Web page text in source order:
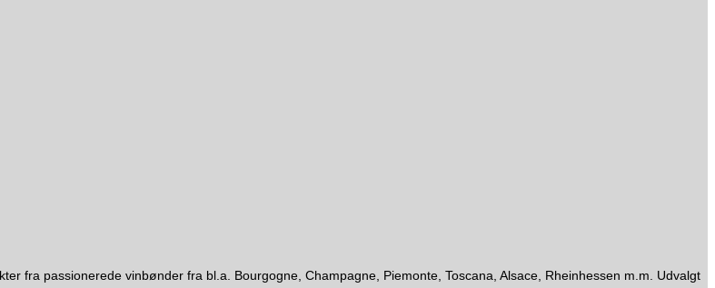
fra passionerede vinbønder fra bl.a. Bourgogne, Champagne, Piemonte, Toscana, Alsace, Rheinhessen m.m. Udvalgt